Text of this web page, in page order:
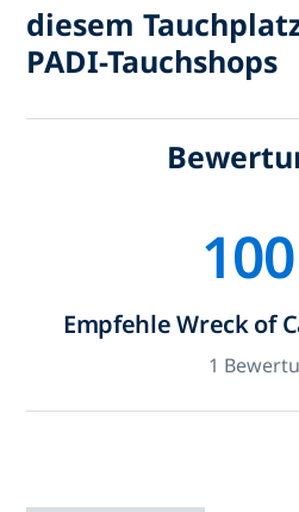
diesem
PADI-Tauchshops
100
Empfehle Wreck of
1